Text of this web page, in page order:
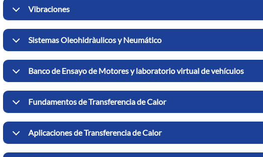
Vibraciones
Sistemas Oleohidràulicos y Neumático
Banco de Ensayo de Motores y laboratorio virtual de vehículos
Fundamentos de Transferencia de Calor
Aplicaciones de Transferencia de Calor